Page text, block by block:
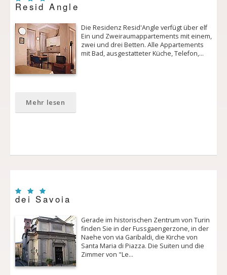
Resid Angle
Die Residenz Resid'Angle verfügt über elf
Ein­ und Zweiraumappartements mit einem,
zwei und drei Betten. Alle Appartements
mit Bad, ausgestatteter Küche, Telefon,…
Mehr lesen
dei Savoia
Gerade im historischen Zentrum von Turin
finden Sie in der Fussgaengerzone, in der
Naehe von via Garibaldi, die Kirche von
Santa Maria di Piazza. Die Suiten und die
Zimmer von "Le…